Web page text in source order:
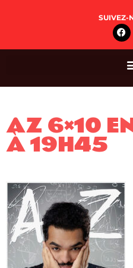
SUIVEZ-
AZ 6×10
À 19H45